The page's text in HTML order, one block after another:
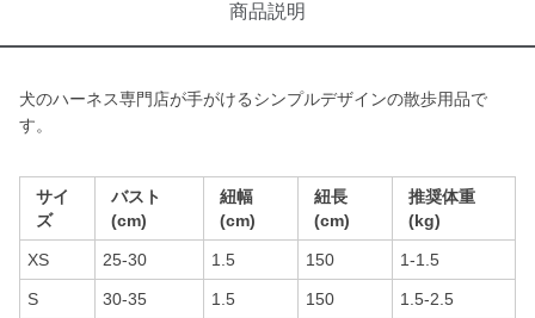
商品説明
犬のハーネス専門店が手がけるシンプルデザインの散歩用品で
す。
サイ
ズ
バスト
(cm)
紐幅
(cm)
紐長
(cm)
推奨体重
(kg)
XS 25-30 1.5 150 1-1.5
S 30-35 1.5 150 1.5-2.5